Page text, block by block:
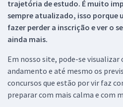
trajetória de estudo. É muito
sempre atualizado, isso porque
fazer perder a inscrição e ver o
ainda mais.
Em nosso site, pode-se visualizar
andamento e até mesmo os
concursos que estão por vir faz
preparar com mais calma e com